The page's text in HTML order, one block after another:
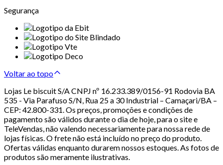
Segurança
Voltar ao topo
Lojas Le biscuit S/A CNPJ nº 16.233.389/0156-91 Rodovia BA
535 - Via Parafuso S/N, Rua 25 a 30 Industrial – Camaçari/BA –
CEP: 42.800-331. Os preços, promoções e condições de
pagamento são válidos durante o dia de hoje, para o site e
TeleVendas, não valendo necessariamente para nossa rede de
lojas físicas. O frete não está incluído no preço do produto.
Ofertas válidas enquanto durarem nossos estoques. As fotos de
produtos são meramente ilustrativas.